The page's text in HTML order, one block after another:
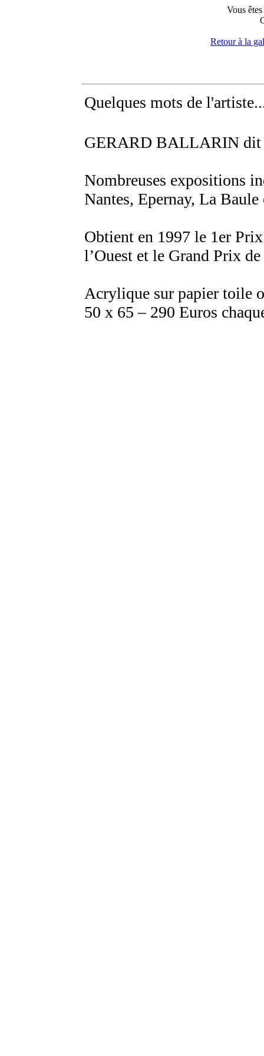
Vous
Retour à la
Quelques mots de
GERARD BALLARIN dit
Nombreuses expositions
Nantes, Epernay, La
Obtient en 1997 le 1er
l’Ouest et le Grand Prix
Acrylique sur papier toile
50 x 65 – 290 Euros